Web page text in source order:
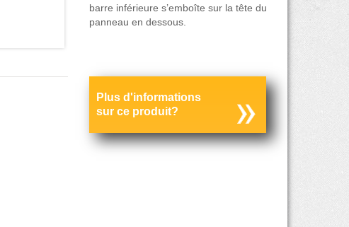
barre inférieure s’emboîte sur la tête du
panneau en dessous.
Plus d'informations
sur ce produit?